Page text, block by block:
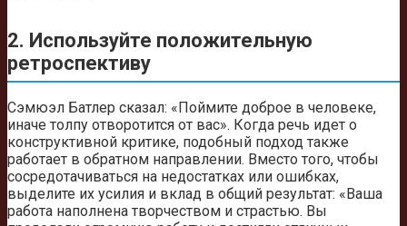
2. Используйте положительную
ретроспективу
Сэмюэл Батлер сказал: «Поймите доброе в человеке,
иначе толпу отворотится от вас». Когда речь идет о
конструктивной критике, подобный подход также
работает в обратном направлении. Вместо того, чтобы
сосредотачиваться на недостатках или ошибках,
выделите их усилия и вклад в общий результат: «Ваша
работа наполнена творчеством и страстью. Вы